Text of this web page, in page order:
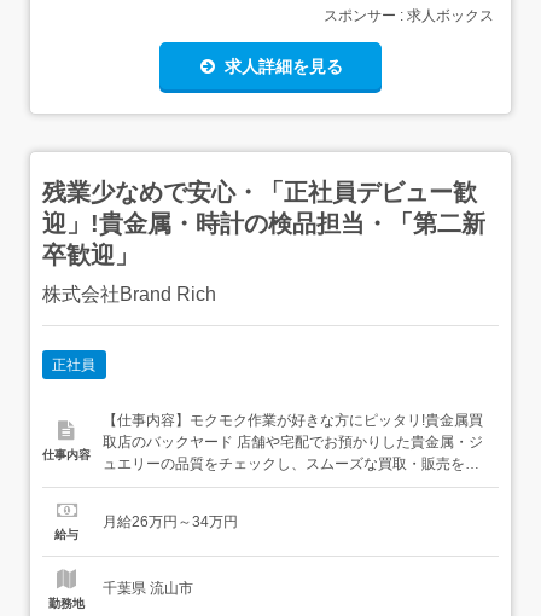
スポンサー : 求人ボックス
求人詳細を見る
残業少なめで安心・「正社員デビュー歓
迎」!貴金属・時計の検品担当・「第二新
卒歓迎」
株式会社Brand Rich
正社員
仕事内容
【仕事内容】モクモク作業が好きな方にピッタリ!貴金属買
取店のバックヤード 店舗や宅配でお預かりした貴金属・ジ
ュエリーの品質をチェックし、スムーズな買取・販売を裏
から支えるお仕事です。20代・30代の若手メンバーが多
<具体的な業務内容>・到着したアクセサリー類のキズ、石
給与
月給26万円～34万円
勤務地
千葉県 流山市